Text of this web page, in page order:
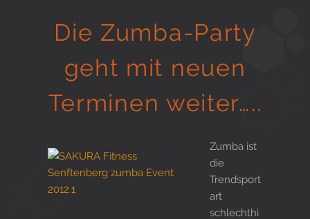
Gesund in Form
Sauna- und Freizeitcenter
Aktiv für Ihre Gesundheit
Die Zumba-Party
geht mit neuen
Terminen weiter…..
Zumba ist
die
Trendsport
art
schlechthi